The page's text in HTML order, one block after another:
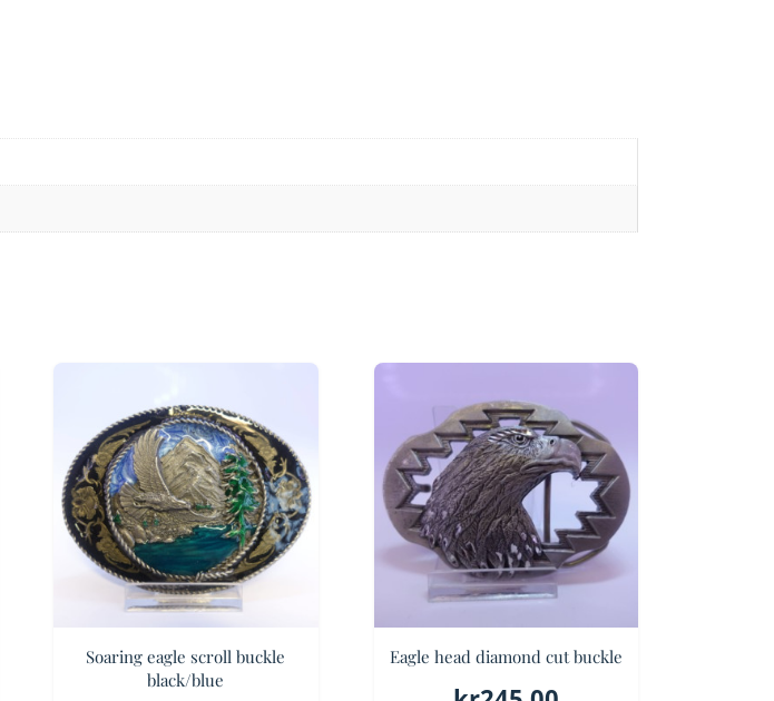
Soaring eagle scroll buckle
black/blue
Eagle head diamond cut buckle